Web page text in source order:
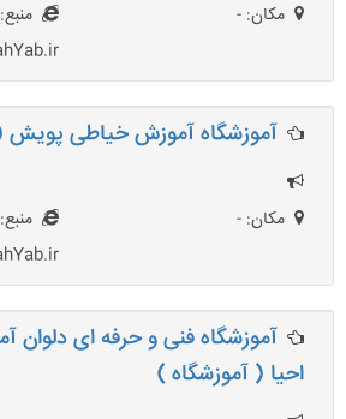
مکان: -
منبع:
آموزشگاه آموزش خیاطی پویش
مکان: -
منبع:
آموزشگاه فنی و حرفه ای دلوان
احیا ( آموزشگاه )